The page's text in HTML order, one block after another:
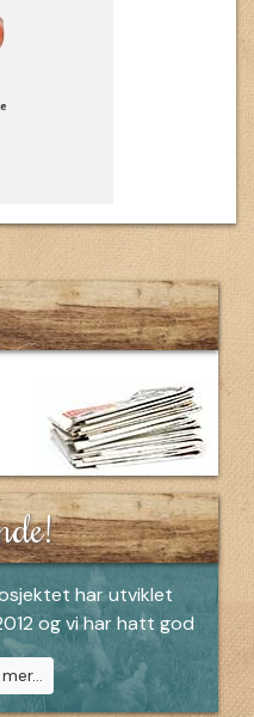
har utviklet
og vi har hatt god